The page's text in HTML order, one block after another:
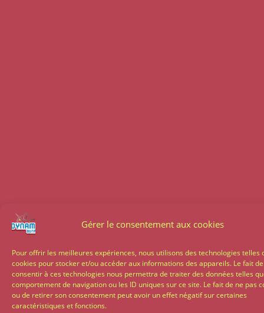
Gérer le consentement aux cookies
Pour offrir les meilleures expériences, nous utilisons des technologies telles
cookies pour stocker et/ou accéder aux informations des appareils. Le fait de
consentir à ces technologies nous permettra de traiter des données telles
comportement de navigation ou les ID uniques sur ce site. Le fait de ne pas
ou de retirer son consentement peut avoir un effet négatif sur certaines
caractéristiques et fonctions.